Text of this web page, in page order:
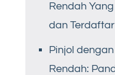
Rendah
dan
Pinjol
Rendah: